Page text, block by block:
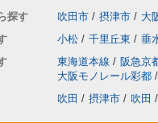
探す 吹田市 / 摂津市 / 大
小松 / 千里丘東 / 垂
東海道本線 / 阪急京
大阪モノレール彩都 /
吹田 / 摂津市 / 吹田 /